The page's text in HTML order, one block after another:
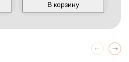
В корзину